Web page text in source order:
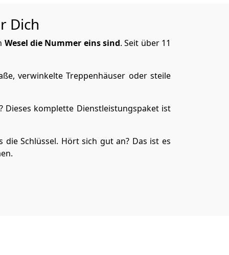
Dich
Wesel die Nummer eins sind. Seit über 11
verwinkelte Treppenhäuser oder steile
Dieses komplette Dienstleistungspaket ist
Schlüssel. Hört sich gut an? Das ist es